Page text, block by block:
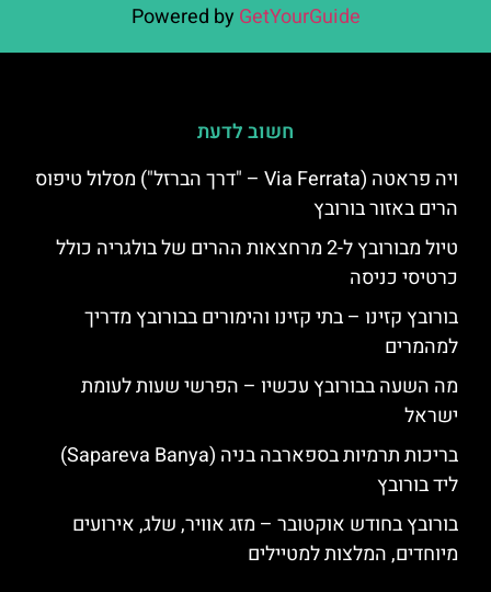
Powered by GetYourGuide
חשוב לדעת
ויה פראטה (Via Ferrata – "דרך הברזל") מסלול טיפוס
הרים באזור בורובץ
טיול מבורובץ ל-2 מרחצאות ההרים של בולגריה כולל
כרטיסי כניסה
בורובץ קזינו – בתי קזינו והימורים בבורובץ מדריך
למהמרים
מה השעה בבורובץ עכשיו – הפרשי שעות לעומת
ישראל
בריכות תרמיות בספארבה בניה (Sapareva Banya)
ליד בורובץ
בורובץ בחודש אוקטובר – מזג אוויר, שלג, אירועים
מיוחדים, המלצות למטיילים